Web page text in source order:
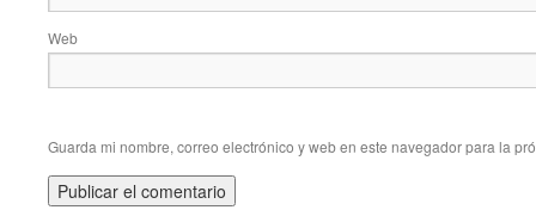
Web
Guarda mi nombre, correo electrónico y web en este navegador para la